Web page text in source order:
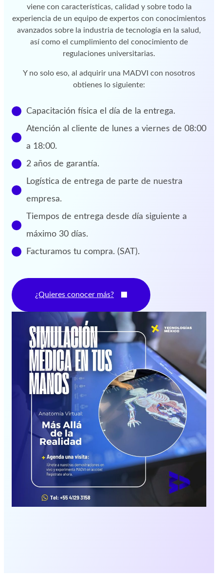
viene con características, calidad y sobre todo la
experiencia de un equipo de expertos con conocimientos
avanzados sobre la industria de tecnología en la salud,
así como el cumplimiento del conocimiento de
regulaciones universitarias.
Y no solo eso, al adquirir una MADVI con nosotros
obtienes lo siguiente:
Capacitación física el día de la entrega.
Atención al cliente de lunes a viernes de 08:00
a 18:00.
2 años de garantía.
Logística de entrega de parte de nuestra
empresa.
Tiempos de entrega desde día siguiente a
máximo 30 días.
Facturamos tu compra. (SAT).
¿Quieres conocer más?